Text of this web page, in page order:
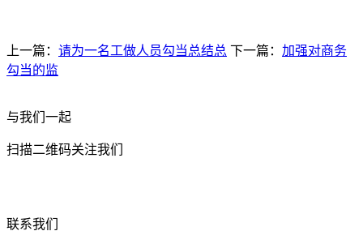
上一篇： 请为一名工做人员勾当总结总 下一篇： 加强对商务
勾当的监
与我们一起
扫描二维码关注我们
联系我们